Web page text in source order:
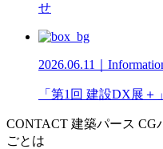
せ
2026.06.11｜
「第1回 建設DX展
CONTACT 建築パース CG
ごとは